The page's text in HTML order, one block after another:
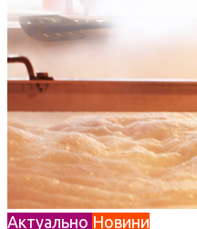
Актуально Новини